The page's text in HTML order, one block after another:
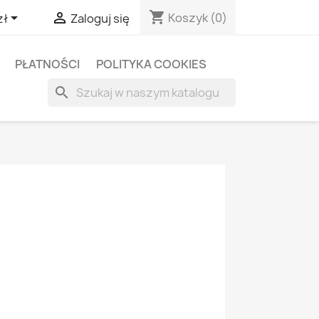
  Zaloguj się shopping_cart Koszyk (0)
PŁATNOŚCI POLITYKA COOKIES
search